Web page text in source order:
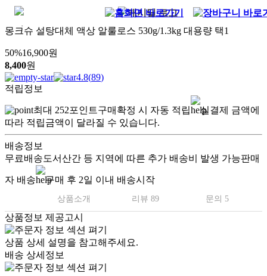
몽크슈 설탕대체 액상 알룰로스 530g/1.3kg 대용량 택1
50%16,900원
8,400원
4.8(89)
적립정보
최대 252포인트구매확정 시 자동 적립
실결제 금액에
따라 적립금액이 달라질 수 있습니다.
배송정보
무료배송도서산간 등 지역에 따른 추가 배송비 발생 가능판매
자 배송 구매 후 2일 이내 배송시작
상품소개 리뷰 89 문의 5
상품정보 제공고시
상품 상세 설명을 참고해주세요.
배송 상세정보